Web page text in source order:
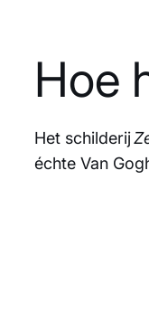
Hoe
Het schilderij
échte Van